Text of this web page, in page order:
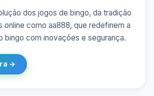
dos jogos de bingo, da tradição
online como aa888, que redefinem a
bingo com inovações e segurança.
→